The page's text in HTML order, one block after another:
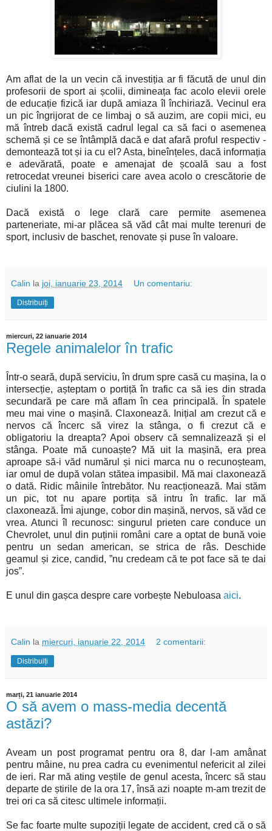
Am aflat de la un vecin că investiția ar fi făcută de unul din
profesorii de sport ai școlii, dimineața fac acolo elevii orele
de educație fizică iar după amiaza îl închiriază. Vecinul era
un pic îngrijorat de ce limbaj o să auzim, are copii mici, eu
mă întreb dacă există cadrul legal ca să faci o asemenea
schemă și ce se întâmplă dacă e dat afară proful respectiv -
demontează tot și ia cu el? Asta, bineînțeles, dacă informația
e adevărată, poate e amenajat de școală sau a fost
retrocedat vreunei biserici care avea acolo o crescătorie de
ciulini la 1800.
Dacă există o lege clară care permite asemenea
parteneriate, mi-ar plăcea să văd cât mai multe terenuri de
sport, inclusiv de baschet, renovate și puse în valoare.
Calin la joi, ianuarie 23, 2014 Un comentariu:
Distribuiți
miercuri, 22 ianuarie 2014
Regele animalelor în trafic
Într-o seară, după serviciu, în drum spre casă cu mașina, la o
intersecție, așteptam o portiță în trafic ca să ies din strada
secundară pe care mă aflam în cea principală. În spatele
meu mai vine o mașină. Claxonează. Inițial am crezut că e
nervos că încerc să virez la stânga, o fi crezut că e
obligatoriu la dreapta? Apoi observ că semnalizează și el
stânga. Poate mă cunoaște? Mă uit la mașină, era prea
aproape să-i văd numărul și nici marca nu o recunoșteam,
iar omul de după volan stătea impasibil. Mă mai claxonează
o dată. Ridic mâinile întrebător. Nu reacționează. Mai stăm
un pic, tot nu apare portița să intru în trafic. Iar mă
claxonează. Îmi ajunge, cobor din mașină, nervos, să văd ce
vrea. Atunci îl recunosc: singurul prieten care conduce un
Chevrolet, unul din puținii români care a optat de bună voie
pentru un sedan american, se strica de râs. Deschide
geamul și zice, candid, ”nu credeam că te pot face să te dai
jos”.
E unul din gașca despre care vorbește Nebuloasa aici.
Calin la miercuri, ianuarie 22, 2014 2 comentarii:
Distribuiți
marți, 21 ianuarie 2014
O să avem o mass-media decentă
astăzi?
Aveam un post programat pentru ora 8, dar l-am amânat
pentru mâine, nu prea cadra cu evenimentul nefericit al zilei
de ieri. Rar mă ating veștile de genul acesta, încerc să stau
departe de știrile de la ora 17, însă azi noapte m-am trezit de
trei ori ca să citesc ultimele informații.
Se fac foarte multe supoziții legate de accident, cred că o să